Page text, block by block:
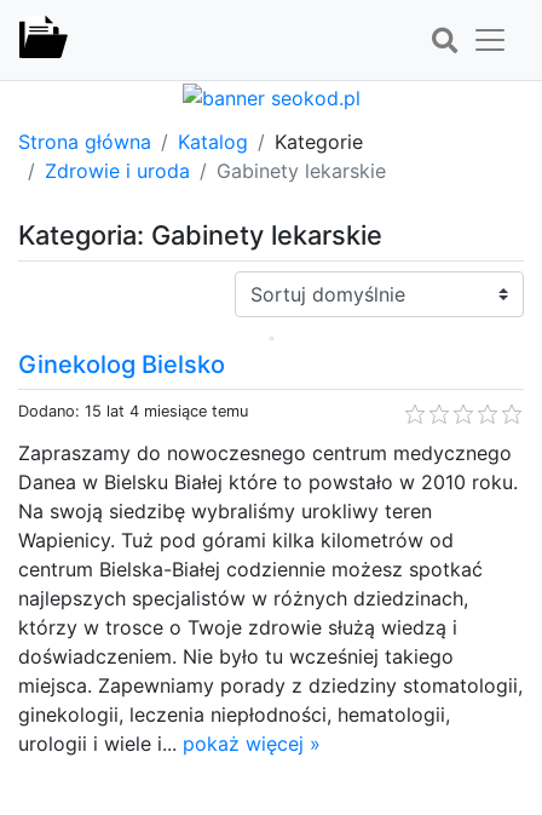
Strona główna Katalog
Kategorie
Zdrowie i uroda
Gabinety lekarskie
Kategoria: Gabinety lekarskie
Sortuj:
Ginekolog Bielsko
Dodano: 15 lat 4 miesiące temu
Zapraszamy do nowoczesnego centrum medycznego
Danea w Bielsku Białej które to powstało w 2010 roku.
Na swoją siedzibę wybraliśmy urokliwy teren
Wapienicy. Tuż pod górami kilka kilometrów od
centrum Bielska-Białej codziennie możesz spotkać
najlepszych specjalistów w różnych dziedzinach,
którzy w trosce o Twoje zdrowie służą wiedzą i
doświadczeniem. Nie było tu wcześniej takiego
miejsca. Zapewniamy porady z dziedziny stomatologii,
ginekologii, leczenia niepłodności, hematologii,
urologii i wiele i... pokaż więcej »